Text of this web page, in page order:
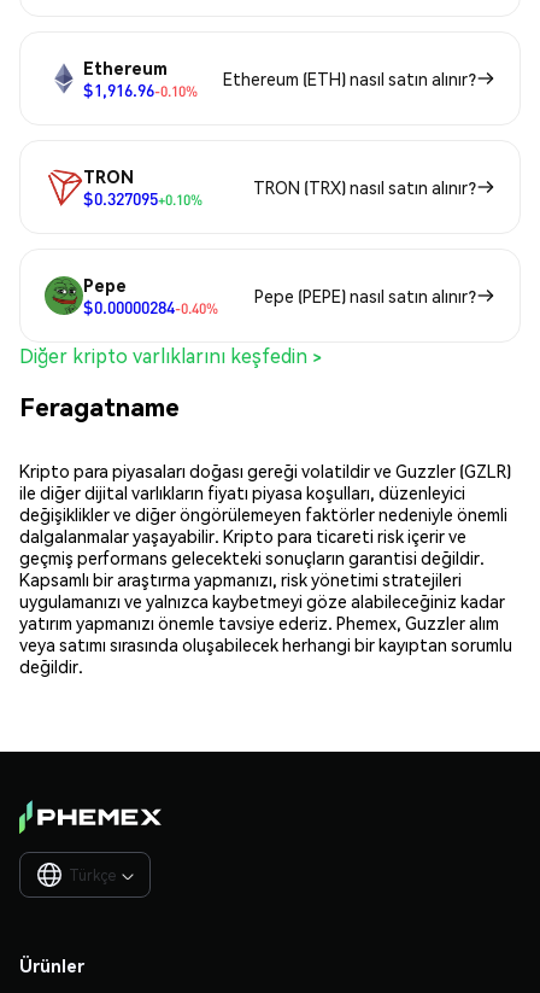
Ethereum
$1,916.96-0.10%
Ethereum (ETH) nasıl satın alınır?
TRON
$0.327095+0.10%
TRON (TRX) nasıl satın alınır?
Pepe
$0.00000284-0.40%
Pepe (PEPE) nasıl satın alınır?
Diğer kripto varlıklarını keşfedin >
Feragatname
Kripto para piyasaları doğası gereği volatildir ve Guzzler (GZLR)
ile diğer dijital varlıkların fiyatı piyasa koşulları, düzenleyici
değişiklikler ve diğer öngörülemeyen faktörler nedeniyle önemli
dalgalanmalar yaşayabilir. Kripto para ticareti risk içerir ve
geçmiş performans gelecekteki sonuçların garantisi değildir.
Kapsamlı bir araştırma yapmanızı, risk yönetimi stratejileri
uygulamanızı ve yalnızca kaybetmeyi göze alabileceğiniz kadar
yatırım yapmanızı önemle tavsiye ederiz. Phemex, Guzzler alım
veya satımı sırasında oluşabilecek herhangi bir kayıptan sorumlu
değildir.
Türkçe 
Ürünler